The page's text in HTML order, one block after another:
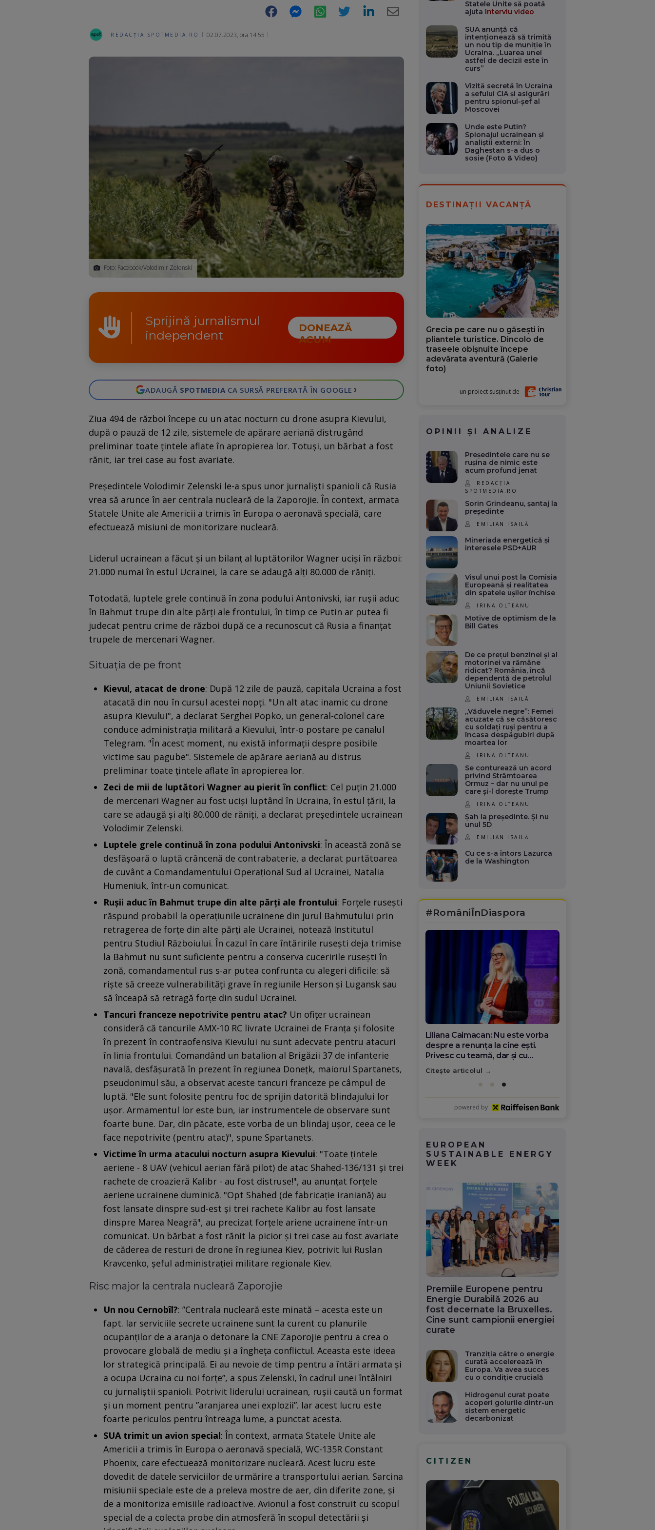
Facebook Messenger WhatsApp Twitter LinkedIn
REDACȚIA SPOTMEDIA.RO 02.07.2023, ora 14:55
Foto: Facebook/Volodimir Zelenski
Sprijină jurnalismul
independent
DONEAZĂ
ACUM
ADAUGĂ SPOTMEDIA CA SURSĂ PREFERATĂ ÎN GOOGLE ›
Ziua 494 de război începe cu un atac nocturn cu drone asupra Kievului,
după o pauză de 12 zile, sistemele de apărare aeriană distrugând
preliminar toate ţintele aflate în apropierea lor. Totuşi, un bărbat a fost
rănit, iar trei case au fost avariate.
Președintele Volodimir Zelenski le-a spus unor jurnaliști spanioli că Rusia
vrea să arunce în aer centrala nucleară de la Zaporojie. În context, armata
Statele Unite ale Americii a trimis în Europa o aeronavă specială, care
efectuează misiuni de monitorizare nucleară.
Liderul ucrainean a făcut și un bilanț al luptătorilor Wagner uciși în război:
21.000 numai în estul Ucrainei, la care se adaugă alţi 80.000 de răniţi.
Totodată, luptele grele continuă în zona podului Antonivski, iar rușii aduc
în Bahmut trupe din alte părți ale frontului, în timp ce Putin ar putea fi
judecat pentru crime de război după ce a recunoscut că Rusia a finanțat
trupele de mercenari Wagner.
Situația de pe front
Kievul, atacat de drone: După 12 zile de pauză, capitala Ucraina a fost
atacată din nou în cursul acestei nopți. "Un alt atac inamic cu drone
asupra Kievului", a declarat Serghei Popko, un general-colonel care
conduce administraţia militară a Kievului, într-o postare pe canalul
Telegram. "În acest moment, nu există informaţii despre posibile
victime sau pagube". Sistemele de apărare aeriană au distrus
preliminar toate ţintele aflate în apropierea lor.
Zeci de mii de luptători Wagner au pierit în conflict: Cel puţin 21.000
de mercenari Wagner au fost ucişi luptând în Ucraina, în estul țării, la
care se adaugă și alți 80.000 de răniți, a declarat preşedintele ucrainean
Volodimir Zelenski.
Luptele grele continuă în zona podului Antonivski: În această zonă se
desfășoară o luptă crâncenă de contrabaterie, a declarat purtătoarea
de cuvânt a Comandamentului Operațional Sud al Ucrainei, Natalia
Humeniuk, într-un comunicat.
Rușii aduc în Bahmut trupe din alte părți ale frontului: Forțele rusești
răspund probabil la operațiunile ucrainene din jurul Bahmutului prin
retragerea de forțe din alte părți ale Ucrainei, notează Institutul
pentru Studiul Războiului. În cazul în care întăririle rusești deja trimise
la Bahmut nu sunt suficiente pentru a conserva cuceririle rusești în
zonă, comandamentul rus s-ar putea confrunta cu alegeri dificile: să
riște să creeze vulnerabilități grave în regiunile Herson și Lugansk sau
să înceapă să retragă forțe din sudul Ucrainei.
Tancuri franceze nepotrivite pentru atac? Un ofiţer ucrainean
consideră că tancurile AMX-10 RC livrate Ucrainei de Franţa şi folosite
în prezent în contraofensiva Kievului nu sunt adecvate pentru atacuri
în linia frontului. Comandând un batalion al Brigăzii 37 de infanterie
navală, desfăşurată în prezent în regiunea Doneţk, maiorul Spartanets,
pseudonimul său, a observat aceste tancuri franceze pe câmpul de
luptă. "Ele sunt folosite pentru foc de sprijin datorită blindajului lor
uşor. Armamentul lor este bun, iar instrumentele de observare sunt
foarte bune. Dar, din păcate, este vorba de un blindaj uşor, ceea ce le
face nepotrivite (pentru atac)", spune Spartanets.
Victime în urma atacului nocturn asupra Kievului: "Toate ţintele
aeriene - 8 UAV (vehicul aerian fără pilot) de atac Shahed-136/131 şi trei
rachete de croazieră Kalibr - au fost distruse!", au anunţat forţele
aeriene ucrainene duminică. "Opt Shahed (de fabricaţie iraniană) au
fost lansate dinspre sud-est şi trei rachete Kalibr au fost lansate
dinspre Marea Neagră", au precizat forţele ariene ucrainene într-un
comunicat. Un bărbat a fost rănit la picior şi trei case au fost avariate
de căderea de resturi de drone în regiunea Kiev, potrivit lui Ruslan
Kravcenko, şeful administraţiei militare regionale Kiev.
Risc major la centrala nucleară Zaporojie
Un nou Cernobîl?: ”Centrala nucleară este minată – acesta este un
fapt. Iar serviciile secrete ucrainene sunt la curent cu planurile
ocupanților de a aranja o detonare la CNE Zaporojie pentru a crea o
provocare globală de mediu și a îngheța conflictul. Aceasta este ideea
lor strategică principală. Ei au nevoie de timp pentru a întări armata și
a ocupa Ucraina cu noi forțe”, a spus Zelenski, în cadrul unei întâlniri
cu jurnaliștii spanioli. Potrivit liderului ucrainean, ruşii caută un format
şi un moment pentru ”aranjarea unei explozii”. Iar acest lucru este
foarte periculos pentru întreaga lume, a punctat acesta.
SUA trimit un avion special: În context, armata Statele Unite ale
Americii a trimis în Europa o aeronavă specială, WC-135R Constant
Phoenix, care efectuează monitorizare nucleară. Acest lucru este
dovedit de datele serviciilor de urmărire a transportului aerian. Sarcina
misiunii speciale este de a preleva mostre de aer, din diferite zone, și
de a monitoriza emisiile radioactive. Avionul a fost construit cu scopul
special de a colecta probe din atmosferă în scopul detectării și
Statele Unite să poată
ajuta Interviu video
SUA anunță că
intenționează să trimită
un nou tip de muniție în
Ucraina. „Luarea unei
astfel de decizii este în
curs”
Vizită secretă în Ucraina
a șefului CIA și asigurări
pentru spionul-șef al
Moscovei
Unde este Putin?
Spionajul ucrainean și
analiștii externi: În
Daghestan s-a dus o
sosie (Foto & Video)
DESTINAȚII VACANȚĂ
Grecia pe care nu o găsești în
pliantele turistice. Dincolo de
traseele obișnuite începe
adevărata aventură (Galerie
foto)
un proiect susținut de
OPINII ȘI ANALIZE
Președintele care nu se
rușina de nimic este
acum profund jenat
REDACȚIA
SPOTMEDIA.RO
Sorin Grindeanu, șantaj la
președinte
EMILIAN ISAILĂ
Mineriada energetică și
interesele PSD+AUR
Visul unui post la Comisia
Europeană și realitatea
din spatele ușilor închise
IRINA OLTEANU
Motive de optimism de la
Bill Gates
De ce prețul benzinei și al
motorinei va rămâne
ridicat? România, încă
dependentă de petrolul
Uniunii Sovietice
EMILIAN ISAILĂ
„Văduvele negre”: Femei
acuzate că se căsătoresc
cu soldați ruși pentru a
încasa despăgubiri după
moartea lor
IRINA OLTEANU
Se conturează un acord
privind Strâmtoarea
Ormuz – dar nu unul pe
care și-l dorește Trump
IRINA OLTEANU
Șah la președinte. Și nu
unul 5D
EMILIAN ISAILĂ
Cu ce s-a întors Lazurca
de la Washington
#RomâniÎnDiaspora
Diana Olar, românca de la Google
care demonstrează că diaspora
poate schimba România
Citește articolul
powered by
EUROPEAN
SUSTAINABLE ENERGY
WEEK
Premiile Europene pentru
Energie Durabilă 2026 au
fost decernate la Bruxelles.
Cine sunt campionii energiei
curate
Tranziția către o energie
curată accelerează în
Europa. Va avea succes
cu o condiție crucială
Hidrogenul curat poate
acoperi golurile dintr-un
sistem energetic
decarbonizat
CITIZEN